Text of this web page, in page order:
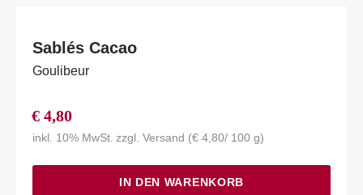
Sablés Cacao
Goulibeur
€ 4,80
inkl. 10% MwSt. (€4,80/ 100 g)
zzgl.Versand
IN DEN WARENKORB